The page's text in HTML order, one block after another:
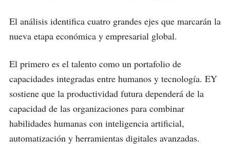
El análisis identifica cuatro grandes ejes que marcarán la
nueva etapa económica y empresarial global.
El primero es el talento como un portafolio de
capacidades integradas entre humanos y tecnología. EY
sostiene que la productividad futura dependerá de la
capacidad de las organizaciones para combinar
habilidades humanas con inteligencia artificial,
automatización y herramientas digitales avanzadas.